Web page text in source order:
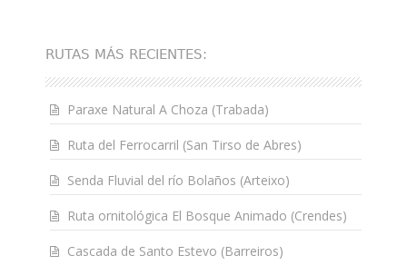
RUTAS MÁS RECIENTES:
Paraxe Natural A Choza (Trabada)
Ruta del Ferrocarril (San Tirso de Abres)
Senda Fluvial del río Bolaños (Arteixo)
Ruta ornitológica El Bosque Animado (Crendes)
Cascada de Santo Estevo (Barreiros)